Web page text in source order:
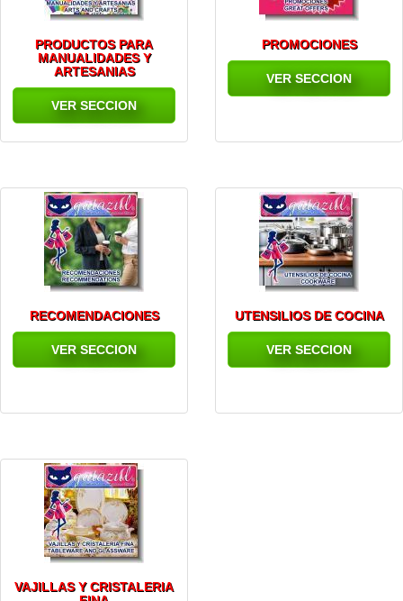
PRODUCTOS PARA
MANUALIDADES Y
ARTESANIAS
VER SECCION
PROMOCIONES
VER SECCION
RECOMENDACIONES
VER SECCION
UTENSILIOS DE COCINA
VER SECCION
VAJILLAS Y CRISTALERIA